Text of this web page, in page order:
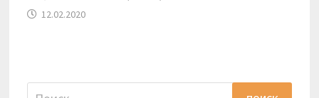
12.02.2020
Найти: